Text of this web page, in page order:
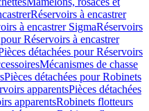
Réservoirs à encastrer
à encastrer SigmaRéservoirs
Réservoirs à encastrer
détachées pour Réservoirs
Mécanismes de chasse
Pièces détachées pour Robinets
apparentsPièces détachées
apparentsRobinets flotteurs